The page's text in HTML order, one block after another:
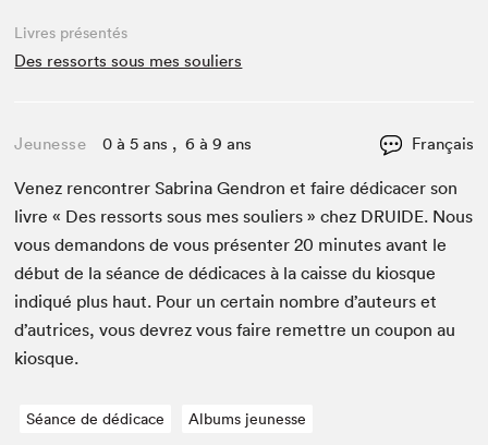
Livres présentés
Des ressorts sous mes souliers
Jeunesse 0 à 5 ans , 6 à 9 ans Français
Venez ren­con­tr­er Sab­ri­na Gen­dron et faire dédi­cac­er son
livre « Des ressorts sous mes souliers » chez DRUIDE. Nous
vous deman­dons de vous présen­ter20 min­utes avant le
début de la séance de dédi­caces à la caisse du kiosque
indiqué plus haut. Pour un cer­tain nom­bre d’auteurs et
d’autrices, vous devrez vous faire remet­tre un coupon au
kiosque.
Séance de dédicace Albums jeunesse